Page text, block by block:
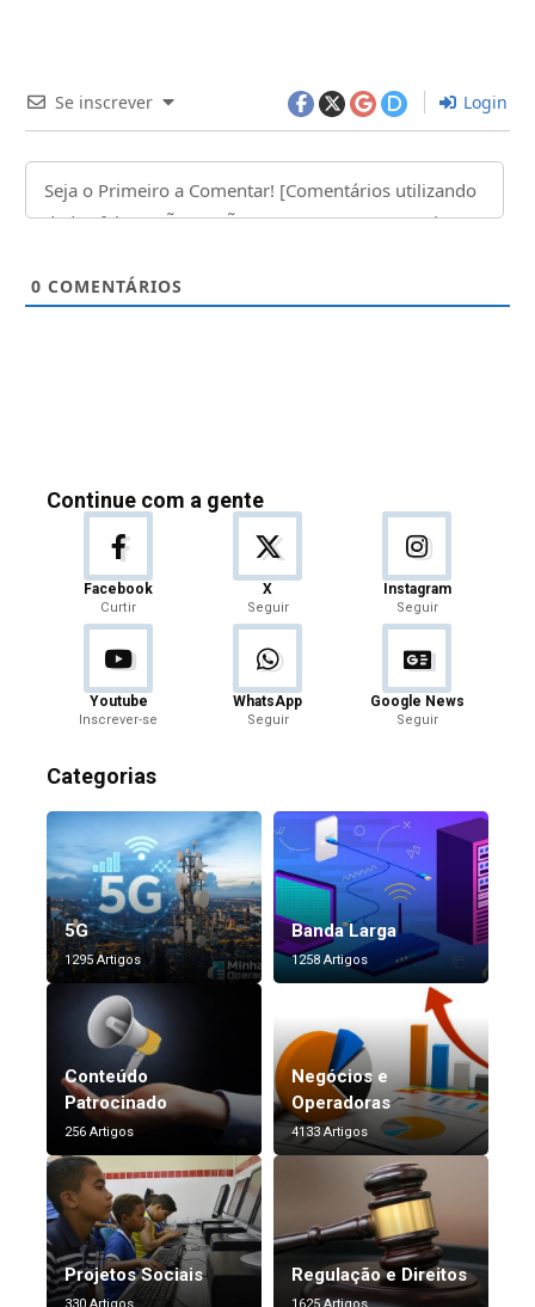
Se inscrever Login
0 COMENTÁRIOS
Continue com a gente
Facebook
Curtir
X
Seguir
Instagram
Seguir
Youtube
Inscrever-se
WhatsApp
Seguir
Google News
Seguir
Categorias
5G
1295 Artigos
Banda Larga
1258 Artigos
Conteúdo
Patrocinado
256 Artigos
Negócios e
Operadoras
4133 Artigos
Projetos Sociais Regulação e Direitos